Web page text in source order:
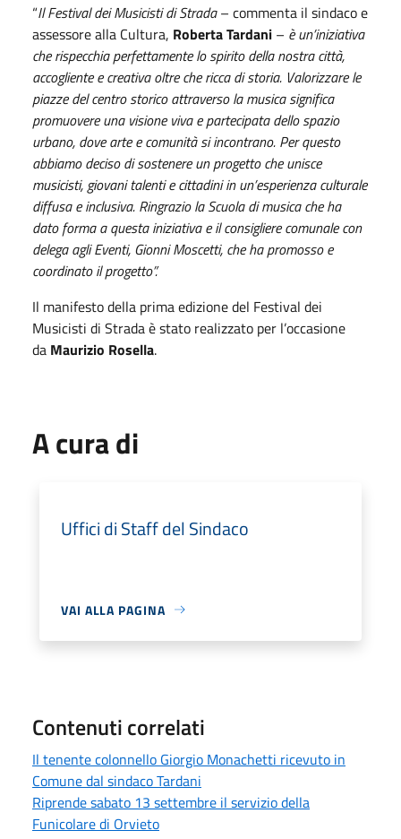
“Il Festival dei Musicisti di Strada– commenta il sindaco e
assessore alla Cultura, Roberta Tardani – è un’iniziativa
che rispecchia perfettamente lo spirito della nostra città,
accogliente e creativa oltre che ricca di storia. Valorizzare le
piazze del centro storico attraverso la musica significa
promuovere una visione viva e partecipata dello spazio
urbano, dove arte e comunità si incontrano. Per questo
abbiamo deciso di sostenere un progetto che unisce
musicisti, giovani talenti e cittadini in un’esperienza culturale
diffusa e inclusiva. Ringrazio la Scuola di musica che ha
dato forma a questa iniziativa e il consigliere comunale con
delega agli Eventi, Gionni Moscetti, che ha promosso e
coordinato il progetto”.
Il manifesto della prima edizione del Festival dei
Musicisti di Strada è stato realizzato per l’occasione
da Maurizio Rosella.
A cura di
Uffici di Staff del Sindaco
VAI ALLA PAGINA
Contenuti correlati
Il tenente colonnello Giorgio Monachetti ricevuto in
Comune dal sindaco Tardani
Riprende sabato 13 settembre il servizio della
Funicolare di Orvieto